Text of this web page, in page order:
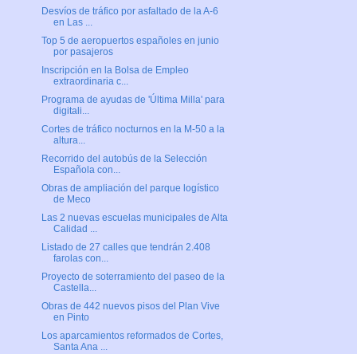
Desvíos de tráfico por asfaltado de la A-6
en Las ...
Top 5 de aeropuertos españoles en junio
por pasajeros
Inscripción en la Bolsa de Empleo
extraordinaria c...
Programa de ayudas de 'Última Milla' para
digitali...
Cortes de tráfico nocturnos en la M-50 a la
altura...
Recorrido del autobús de la Selección
Española con...
Obras de ampliación del parque logístico
de Meco
Las 2 nuevas escuelas municipales de Alta
Calidad ...
Listado de 27 calles que tendrán 2.408
farolas con...
Proyecto de soterramiento del paseo de la
Castella...
Obras de 442 nuevos pisos del Plan Vive
en Pinto
Los aparcamientos reformados de Cortes,
Santa Ana ...